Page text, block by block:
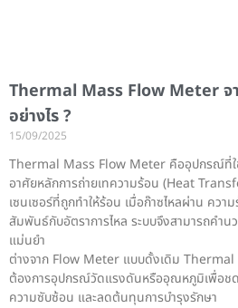
Thermal Mass Flow Meter จ
อย่างไร ?
15/09/2025
Thermal Mass Flow Meter คืออุปกรณ์ที่ใ
อาศัยหลักการถ่ายเทความร้อน (Heat
เซนเซอร์ที่ถูกทำให้ร้อน เมื่อก๊าซไหลผ่าน คว
สัมพันธ์กับอัตราการไหล ระบบจึงสามารถคำน
แม่นยำ
ต่างจาก Flow Meter แบบดั้งเดิม
ต้องการอุปกรณ์วัดแรงดันหรืออุณหภูมิเพื่อชด
ความซับซ้อน และลดต้นทุนการบำรุงรักษา